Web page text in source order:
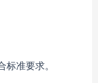
准要求。